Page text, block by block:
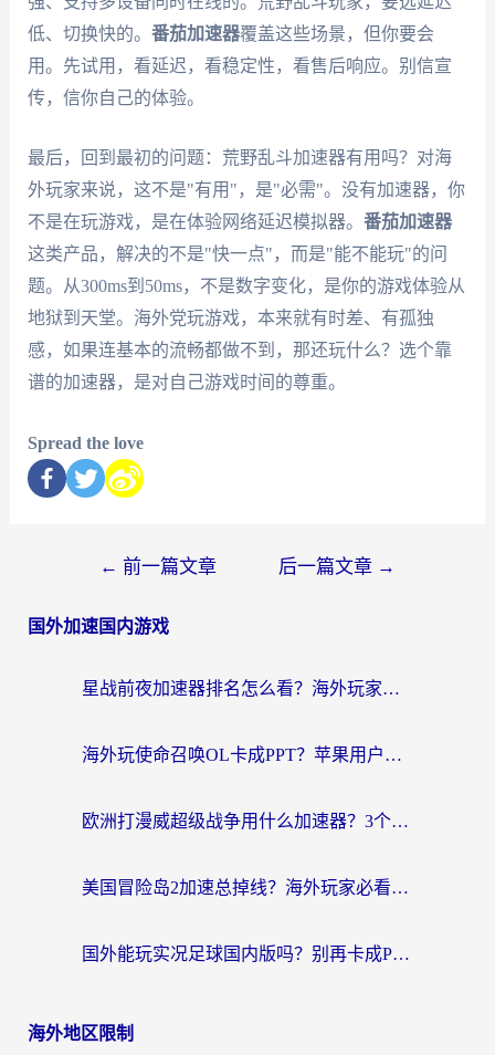
低、切换快的。 番茄加速器覆盖这些场景，但你要会
用。先试用，看延迟，看稳定性，看售后响应。别信宣
传，信你自己的体验。
最后，回到最初的问题：荒野乱斗加速器有用吗？对海
外玩家来说，这不是"有用"，是"必需"。没有加速器，你
不是在玩游戏，是在体验网络延迟模拟器。 番茄加速器
这类产品，解决的不是"快一点"，而是"能不能玩"的问
题。从300ms到50ms，不是数字变化，是你的游戏体验从
地狱到天堂。海外党玩游戏，本来就有时差、有孤独
感，如果连基本的流畅都做不到，那还玩什么？选个靠
谱的加速器，是对自己游戏时间的尊重。
Spread the love
← 前一篇文章 后一篇文章 →
国外加速国内游戏
星战前夜加速器排名怎么看？海外玩家国服游戏畅玩终极指南（附欧洲玩跑跑我的起源解决方案）
海外玩使命召唤OL卡成PPT？苹果用户必看：使命召唤OL国外加速器下载苹果版指南
欧洲打漫威超级战争用什么加速器？3个海外游戏卡顿问题一次解决（附实测推荐）
美国冒险岛2加速总掉线？海外玩家必看的国服游戏加速器选择指南
国外能玩实况足球国内版吗？别再卡成PPT！海外党国服游戏加速全攻略
海外地区限制